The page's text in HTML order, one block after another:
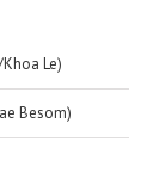
Le)
Besom)